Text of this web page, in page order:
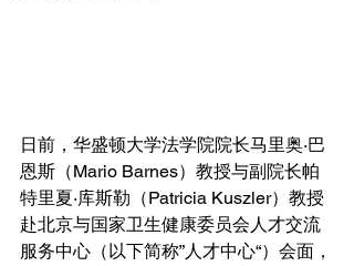
日前，华盛顿大学法学院院长马里奥·巴
恩斯（Mario Barnes）教授与副院长帕
特里夏·库斯勒（Patricia Kuszler）教授
赴北京与国家卫生健康委员会人才交流
服务中心（以下简称”人才中心“）会面，